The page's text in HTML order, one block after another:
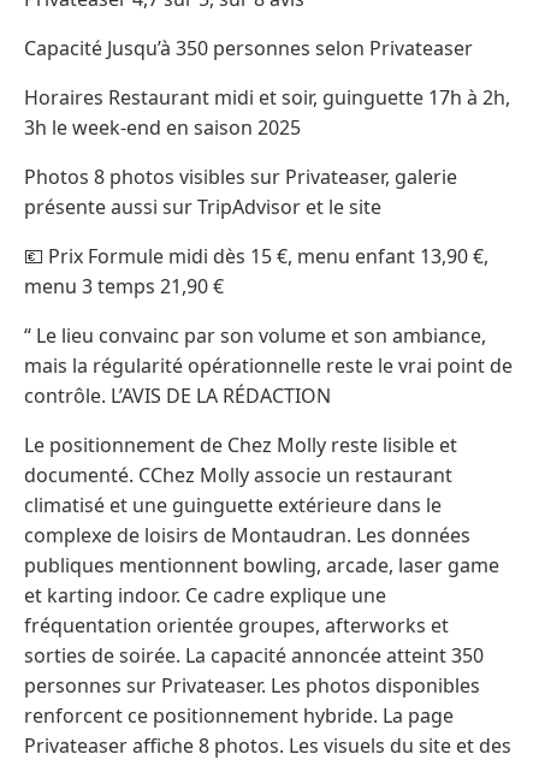
Capacité Jusqu’à 350 personnes selon Privateaser
Horaires Restaurant midi et soir, guinguette 17h à 2h,
3h le week-end en saison 2025
Photos 8 photos visibles sur Privateaser, galerie
présente aussi sur TripAdvisor et le site
💶 Prix Formule midi dès 15 €, menu enfant 13,90 €,
menu 3 temps 21,90 €
“ Le lieu convainc par son volume et son ambiance,
mais la régularité opérationnelle reste le vrai point de
contrôle. L’AVIS DE LA RÉDACTION
Le positionnement de Chez Molly reste lisible et
documenté. CChez Molly associe un restaurant
climatisé et une guinguette extérieure dans le
complexe de loisirs de Montaudran. Les données
publiques mentionnent bowling, arcade, laser game
et karting indoor. Ce cadre explique une
fréquentation orientée groupes, afterworks et
sorties de soirée. La capacité annoncée atteint 350
personnes sur Privateaser. Les photos disponibles
renforcent ce positionnement hybride. La page
Privateaser affiche 8 photos. Les visuels du site et des